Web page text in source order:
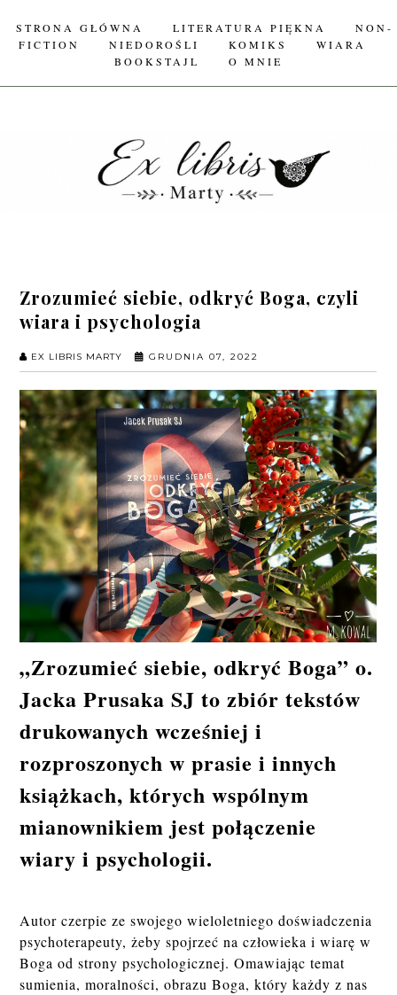
STRONA GŁÓWNA LITERATURA PIĘKNA
NON-
FICTION
NIEDOROŚLI KOMIKS
WIARA
BOOKSTAJL
O MNIE
Zrozumieć siebie, odkryć Boga, czyli
wiara i psychologia
EX LIBRIS MARTY GRUDNIA 07, 2022
„Zrozumieć siebie, odkryć Boga” o.
Jacka Prusaka SJ to zbiór tekstów
drukowanych wcześniej i
rozproszonych w prasie i innych
książkach, których wspólnym
mianownikiem jest połączenie
wiary i psychologii.
Autor czerpie ze swojego wieloletniego doświadczenia
psychoterapeuty, żeby spojrzeć na człowieka i wiarę w
Boga od strony psychologicznej. Omawiając temat
sumienia, moralności, obrazu Boga, który każdy z nas